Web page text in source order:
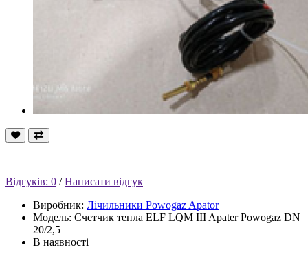
Відгуків: 0 /Написати відгук
Виробник: Лічильники Powogaz Apator
Модель: Счетчик тепла ELF LQM III Apater Powogaz DN
20/2,5
В наявності